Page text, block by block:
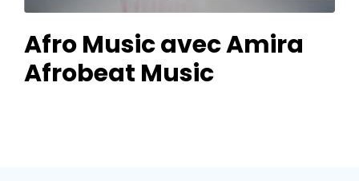
Afro Music avec Amira
Afrobeat Music